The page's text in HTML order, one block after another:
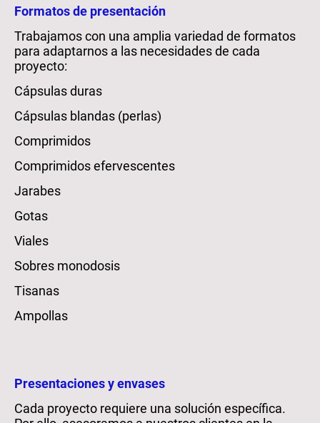
Formatos de presentación
Trabajamos con una amplia variedad de formatos
para adaptarnos a las necesidades de cada
proyecto:
Cápsulas duras
Cápsulas blandas (perlas)
Comprimidos
Comprimidos efervescentes
Jarabes
Gotas
Viales
Sobres monodosis
Tisanas
Ampollas
Presentaciones y envases
Cada proyecto requiere una solución específica.